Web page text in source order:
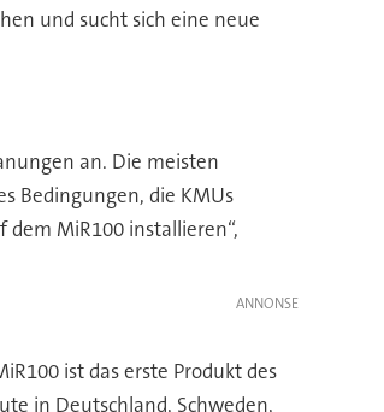
und sucht sich eine neue
an. Die meisten
Bedingungen, die KMUs
MiR100 installieren“,
ist das erste Produkt des
in Deutschland, Schweden,